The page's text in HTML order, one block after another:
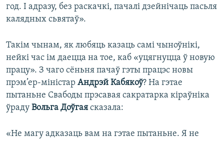
год. І адразу, без раскачкі, пачалі дзейнічаць пасьля
калядных сьвятаў».
Такім чынам, як любяць казаць самі чыноўнікі,
нейкі час ім даецца на тое, каб «уцягнуцца ў новую
працу». З чаго сёньня пачаў гэты працэс новы
прэм’ер-міністар Андрэй Кабякоў? На гэтае
пытаньне Свабоды прэсавая сакратарка кіраўніка
ўраду Вольга Доўгая сказала:
«Не магу адказаць вам на гэтае пытаньне. Я не